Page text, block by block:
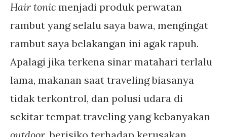
Hair tonic menjadi produk perwatan
rambut yang selalu saya bawa, mengingat
rambut saya belakangan ini agak rapuh.
Apalagi jika terkena sinar matahari terlalu
lama, makanan saat traveling biasanya
tidak terkontrol, dan polusi udara di
sekitar tempat traveling yang kebanyakan